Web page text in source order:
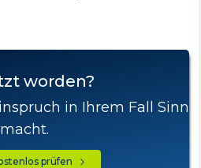
worden?
in Ihrem Fall Sinn
macht.
prüfen